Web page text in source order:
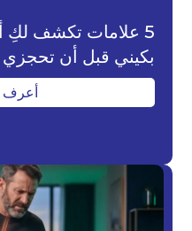
5 علامات تكشف لكِ
بكيني قبل أن تحجزي
أعرف